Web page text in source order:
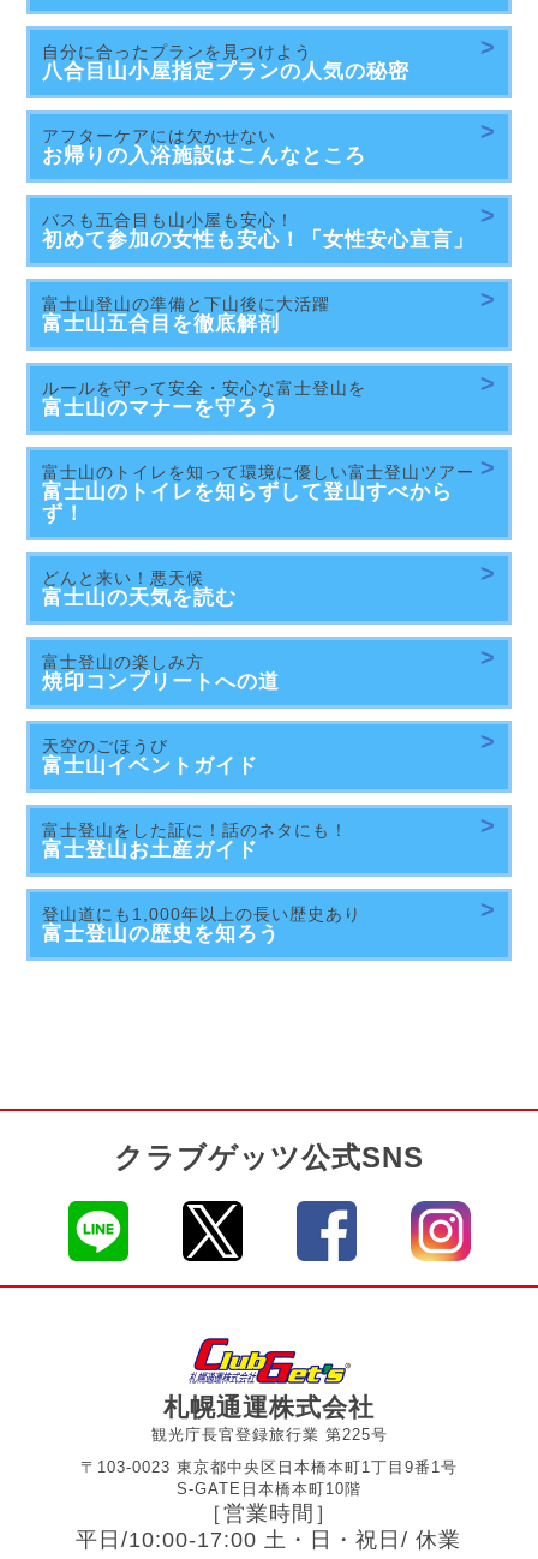
自分に合ったプランを見つけよう
八合目山小屋指定プランの人気の秘密
アフターケアには欠かせない
お帰りの入浴施設はこんなところ
バスも五合目も山小屋も安心！
初めて参加の女性も安心！「女性安心宣言」
富士山登山の準備と下山後に大活躍
富士山五合目を徹底解剖
ルールを守って安全・安心な富士登山を
富士山のマナーを守ろう
富士山のトイレを知って環境に優しい富士登山ツアー
富士山のトイレを知らずして登山すべから
ず！
どんと来い！悪天候
富士山の天気を読む
富士登山の楽しみ方
焼印コンプリートへの道
天空のごほうび
富士山イベントガイド
富士登山をした証に！話のネタにも！
富士登山お土産ガイド
登山道にも1,000年以上の長い歴史あり
富士登山の歴史を知ろう
クラブゲッツ公式SNS
札幌通運株式会社
観光庁長官登録旅行業 第225号
〒103-0023 東京都中央区日本橋本町1丁目9番1号
S-GATE日本橋本町10階
［営業時間］
平日/10:00-17:00 土・日・祝日/ 休業